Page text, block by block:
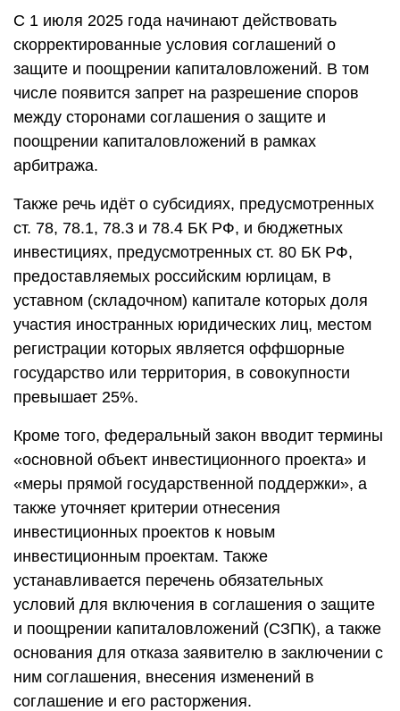
С 1 июля 2025 года начинают действовать
скорректированные условия соглашений о
защите и поощрении капиталовложений. В том
числе появится запрет на разрешение споров
между сторонами соглашения о защите и
поощрении капиталовложений в рамках
арбитража.
Также речь идёт о субсидиях, предусмотренных
ст. 78, 78.1, 78.3 и 78.4 БК РФ, и бюджетных
инвестициях, предусмотренных ст. 80 БК РФ,
предоставляемых российским юрлицам, в
уставном (складочном) капитале которых доля
участия иностранных юридических лиц, местом
регистрации которых является оффшорные
государство или территория, в совокупности
превышает 25%.
Кроме того, федеральный закон вводит термины
«основной объект инвестиционного проекта» и
«меры прямой государственной поддержки», а
также уточняет критерии отнесения
инвестиционных проектов к новым
инвестиционным проектам. Также
устанавливается перечень обязательных
условий для включения в соглашения о защите
и поощрении капиталовложений (СЗПК), а также
основания для отказа заявителю в заключении с
ним соглашения, внесения изменений в
соглашение и его расторжения.